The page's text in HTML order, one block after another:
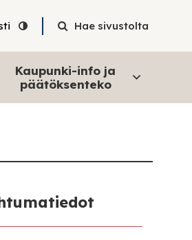
Hae sivustolta
Kaupunki-info ja
päätöksenteko